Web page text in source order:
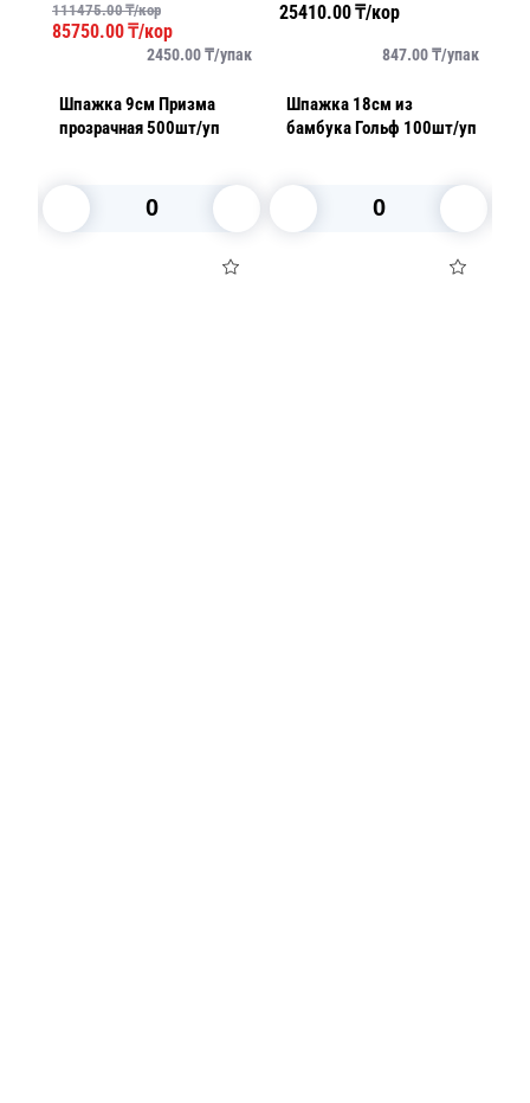
111475.00₸/кор
85750.00₸/кор
2450.00₸/упак
Шпажка 9см Призма
прозрачная 500шт/уп
25410.00₸/кор
847.00₸/упак
Шпажка 18см из
бамбука Гольф 100шт/уп